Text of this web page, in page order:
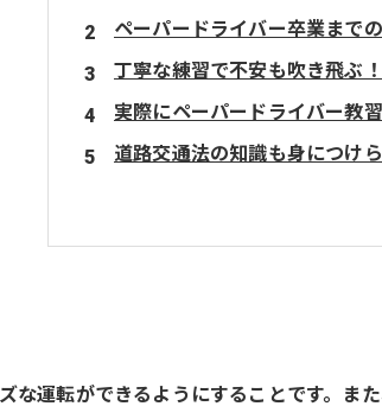
ペーパードライバー卒業まで
丁寧な練習で不安も吹き飛ぶ！
実際にペーパードライバー教
道路交通法の知識も身につけら
な運転ができるようにすることです。ま